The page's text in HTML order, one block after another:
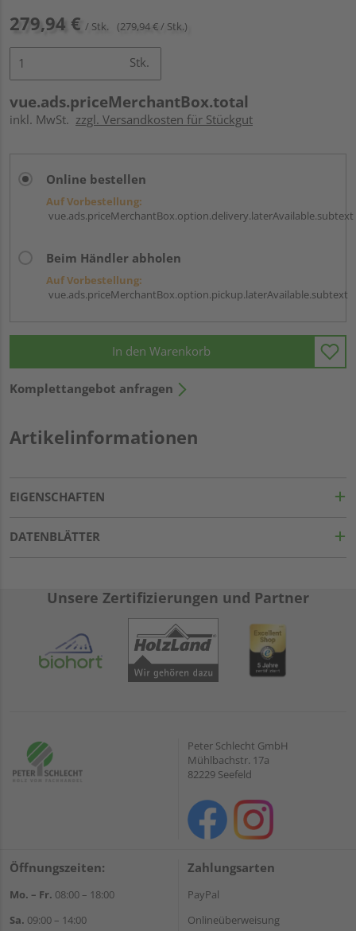
279,94 € / Stk. (279,94 € / Stk.)
Stk.
vue.ads.priceMerchantBox.total
inkl. MwSt. zzgl. Versandkosten für Stückgut
Online bestellen
Auf Vorbestellung:
vue.ads.priceMerchantBox.option.delivery.laterAvailable.subtext
Beim Händler abholen
Auf Vorbestellung:
vue.ads.priceMerchantBox.option.pickup.laterAvailable.subtext
In den Warenkorb
Komplettangebot anfragen
Artikelinformationen
EIGENSCHAFTEN
DATENBLÄTTER
Unsere Zertifizierungen und Partner
Peter Schlecht GmbH
Mühlbachstr. 17a
82229 Seefeld
Öffnungszeiten:
Mo. – Fr. 08:00 – 18:00
Sa. 09:00 – 14:00
Zahlungsarten
PayPal
Onlineüberweisung